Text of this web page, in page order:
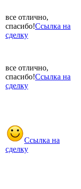
все отлично,
спасибо!Ссылка на
сделку
все отлично,
спасибо!Ссылка на
сделку
Ссылка на
сделку